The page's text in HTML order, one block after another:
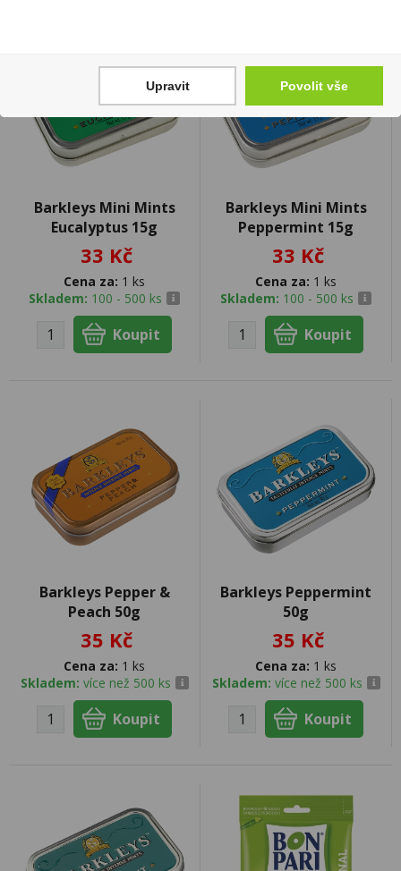
Barkleys Mini Mints
Eucalyptus 15g
33 Kč
Cena za: 1 ks
Skladem: 100 - 500 ks
Barkleys Mini Mints
Peppermint 15g
33 Kč
Cena za: 1 ks
Skladem: 100 - 500 ks
Barkleys Pepper &
Peach 50g
35 Kč
Cena za: 1 ks
Skladem: více než 500 ks
Barkleys Peppermint
50g
35 Kč
Cena za: 1 ks
Skladem: více než 500 ks
Upravit Povolit vše